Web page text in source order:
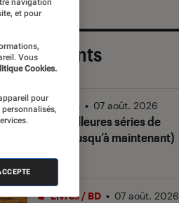
plus récents
Les meilleures séries de
2026 (jusqu’à maintenant)
Séries • 07 août. 2026
Livres / BD • 07 août. 2026
navigation
et pour
Vous
Cookies.
pour